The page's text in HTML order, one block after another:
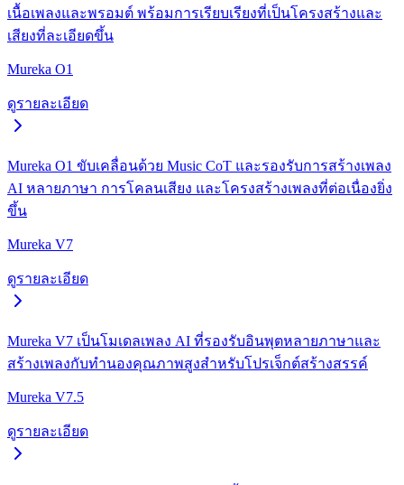
เนื้อเพลงและพรอมต์ พร้อมการเรียบเรียงที่เป็นโครงสร้างและ
เสียงที่ละเอียดขึ้น
Mureka O1
ดูรายละเอียด
Mureka O1 ขับเคลื่อนด้วย Music CoT และรองรับการสร้างเพลง
AI หลายภาษา การโคลนเสียง และโครงสร้างเพลงที่ต่อเนื่องยิ่ง
ขึ้น
Mureka V7
ดูรายละเอียด
Mureka V7 เป็นโมเดลเพลง AI ที่รองรับอินพุตหลายภาษาและ
สร้างเพลงกับทำนองคุณภาพสูงสำหรับโปรเจ็กต์สร้างสรรค์
Mureka V7.5
ดูรายละเอียด